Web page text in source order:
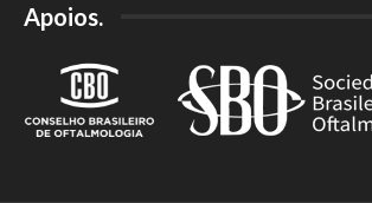
Apoios.